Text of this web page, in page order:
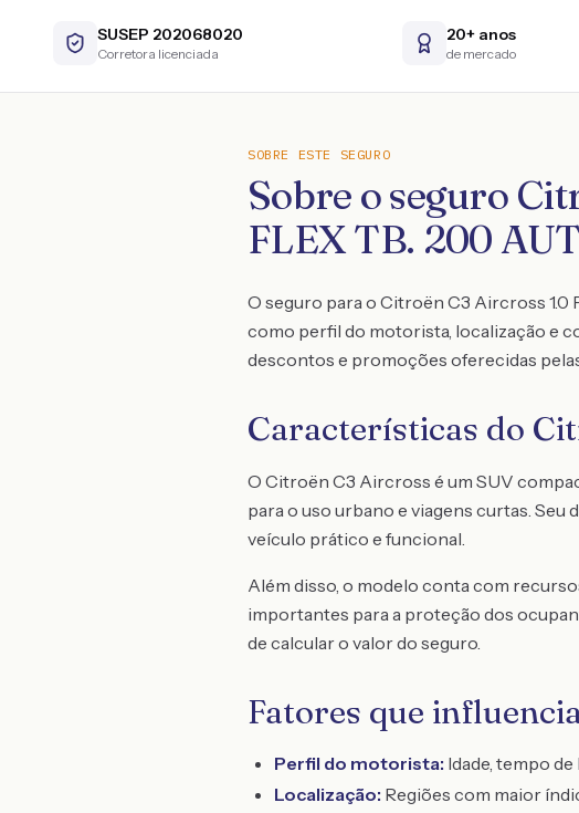
SUSEP 202068020
Corretora licenciada
20+ anos
de mercado
SOBRE ESTE SEGURO
Sobre o seguro
FLEX TB. 200
O seguro para o Citroën C3 Aircross 1.0
como perfil do motorista, localização e
descontos e promoções oferecidas
Características do
O Citroën C3 Aircross é um SUV
para o uso urbano e viagens curtas.
veículo prático e funcional.
Além disso, o modelo conta com
importantes para a proteção dos
de calcular o valor do seguro.
Fatores que
Perfil do motorista: Idade, tempo
Localização: Regiões com maior